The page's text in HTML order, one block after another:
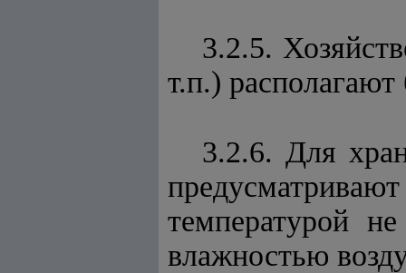
3.2.5.
т.п.)
3.2.6. Для
температурой
влажностью